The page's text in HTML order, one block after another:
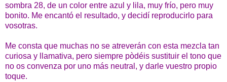
sombra 28, de un color entre azul y lila, muy frío, pero muy
bonito. Me encantó el resultado, y decidí reproducirlo para
vosotras.
Me consta que muchas no se atreverán con esta mezcla tan
curiosa y llamativa, pero siempre pòdéis sustituir el tono que
no os convenza por uno más neutral, y darle vuestro propio
toque.